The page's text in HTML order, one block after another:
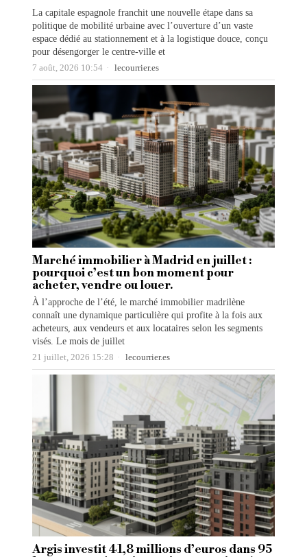
La capitale espagnole franchit une nouvelle étape dans sa
politique de mobilité urbaine avec l’ouverture d’un vaste
espace dédié au stationnement et à la logistique douce, conçu
pour désengorger le centre-ville et
7 août, 2026 10:54 lecourrier.es
Marché immobilier à Madrid en juillet :
pourquoi c’est un bon moment pour
acheter, vendre ou louer.
À l’approche de l’été, le marché immobilier madrilène
connaît une dynamique particulière qui profite à la fois aux
acheteurs, aux vendeurs et aux locataires selon les segments
visés. Le mois de juillet
21 juillet, 2026 15:28 lecourrier.es
Argis investit 41,8 millions d’euros dans 95